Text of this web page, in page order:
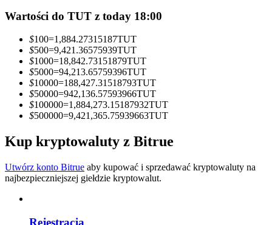
Analiza Big Data, w tym informacje handlowe itp.
Wartości do TUT z today 18:00
$100=1,884.27315187TUT
$500=9,421.36575939TUT
$1000=18,842.73151879TUT
$5000=94,213.65759396TUT
$10000=188,427.31518793TUT
$50000=942,136.57593966TUT
$100000=1,884,273.15187932TUT
$500000=9,421,365.75939663TUT
Kup kryptowaluty z Bitrue
Utwórz konto Bitrue aby kupować i sprzedawać kryptowaluty na
najbezpieczniejszej giełdzie kryptowalut.
Rejestracja